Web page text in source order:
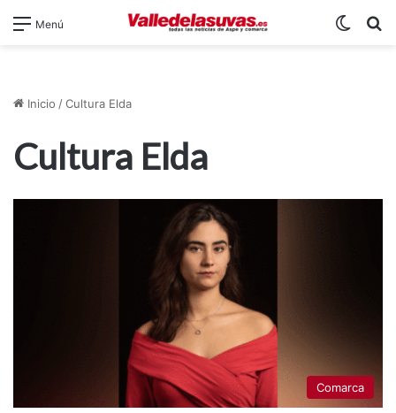
Menú
Inicio /Cultura Elda
Cultura Elda
Comarca